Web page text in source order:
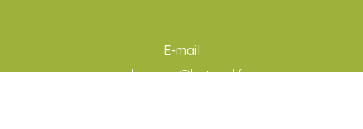
E-mail
ludo-aude@hotmail.fr